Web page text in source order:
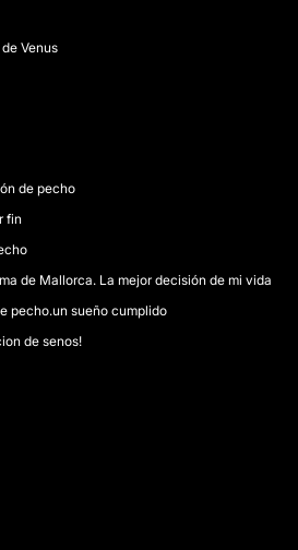
Venus
de pecho
fin
de Mallorca. La mejor decisión de mi vida
pecho.un sueño cumplido
de senos!